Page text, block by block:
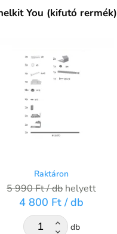
You (kifutó rermék)
Raktáron
5 990 Ft/ db helyett
4 800 Ft / db
db